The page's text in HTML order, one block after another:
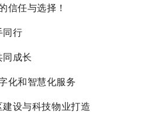
信任与选择！
同行
成长
化和智慧化服务
设与科技物业打造